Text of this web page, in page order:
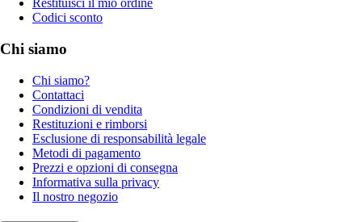
Restituisci il mio ordine
Codici sconto
Chi siamo
Chi siamo?
Contattaci
Condizioni di vendita
Restituzioni e rimborsi
Esclusione di responsabilità legale
Metodi di pagamento
Prezzi e opzioni di consegna
Informativa sulla privacy
Il nostro negozio